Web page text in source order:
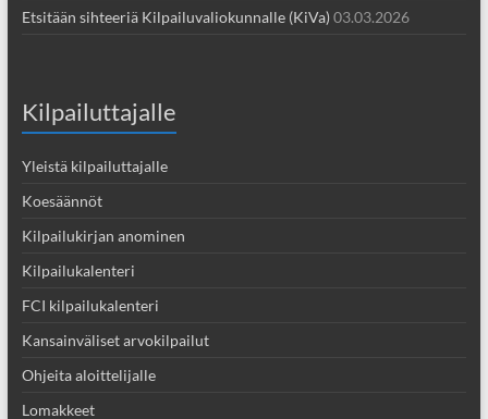
Etsitään sihteeriä Kilpailuvaliokunnalle (KiVa)03.03.2026
Kilpailuttajalle
Yleistä kilpailuttajalle
Koesäännöt
Kilpailukirjan anominen
Kilpailukalenteri
FCI kilpailukalenteri
Kansainväliset arvokilpailut
Ohjeita aloittelijalle
Lomakkeet